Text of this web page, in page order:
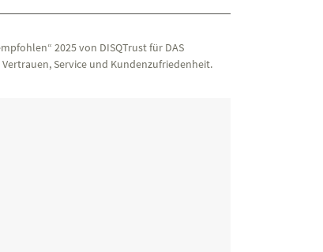
2025 von DISQTrust für DAS
Vertrauen, Service und Kundenzufriedenheit.